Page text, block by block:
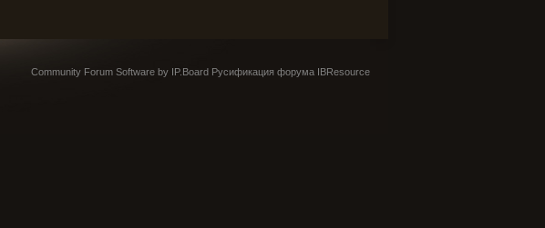
Community Forum Software by IP.Board Русификация форума IBResource